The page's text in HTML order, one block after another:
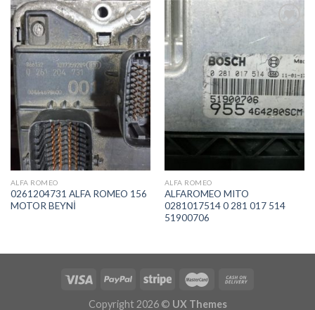
İstek
Listeme
Ekle
ALFA ROMEO
0261204731 ALFA ROMEO 156
MOTOR BEYNİ
İstek
Listeme
Ekle
ALFA ROMEO
ALFAROMEO MITO
0281017514 0 281 017 514
51900706
Copyright 2026 © UX Themes